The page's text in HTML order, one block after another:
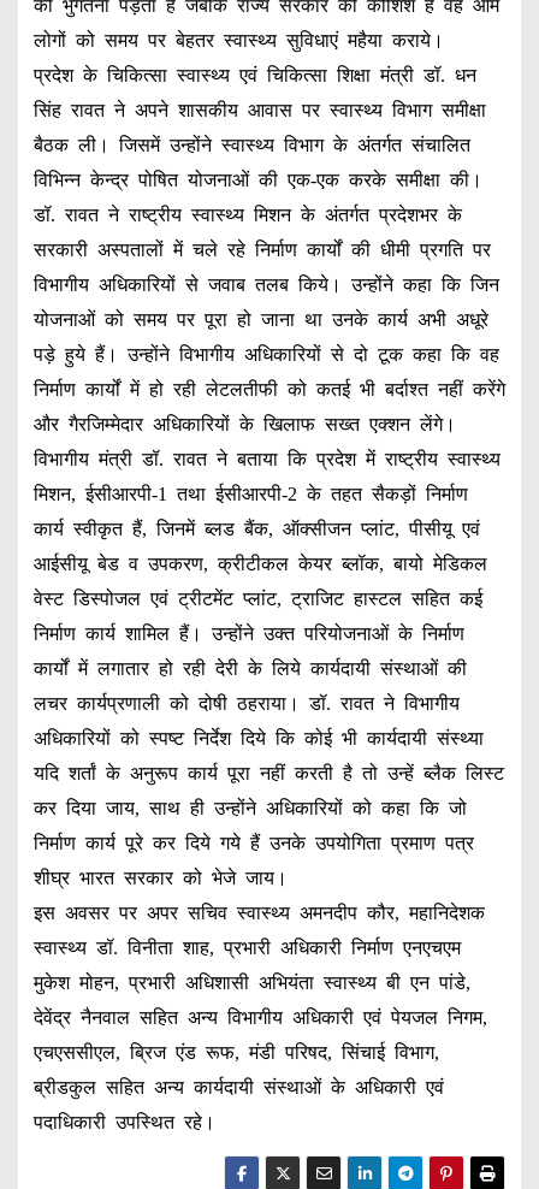
को भुगतना पड़ता है जबकि राज्य सरकार की कोशिश है वह आम
लोगों को समय पर बेहतर स्वास्थ्य सुविधाएं महैया कराये।
प्रदेश के चिकित्सा स्वास्थ्य एवं चिकित्सा शिक्षा मंत्री डॉ. धन
सिंह रावत ने अपने शासकीय आवास पर स्वास्थ्य विभाग समीक्षा
बैठक ली। जिसमें उन्होंने स्वास्थ्य विभाग के अंतर्गत संचालित
विभिन्न केन्द्र पोषित योजनाओं की एक-एक करके समीक्षा की।
डॉ. रावत ने राष्ट्रीय स्वास्थ्य मिशन के अंतर्गत प्रदेशभर के
सरकारी अस्पतालों में चले रहे निर्माण कार्यों की धीमी प्रगति पर
विभागीय अधिकारियों से जवाब तलब किये। उन्होंने कहा कि जिन
योजनाओं को समय पर पूरा हो जाना था उनके कार्य अभी अधूरे
पड़े हुये हैं। उन्होंने विभागीय अधिकारियों से दो टूक कहा कि वह
निर्माण कार्यों में हो रही लेटलतीफी को कतई भी बर्दाश्त नहीं करेंगे
और गैरजिम्मेदार अधिकारियों के खिलाफ सख्त एक्शन लेंगे।
विभागीय मंत्री डॉ. रावत ने बताया कि प्रदेश में राष्ट्रीय स्वास्थ्य
मिशन, ईसीआरपी-1 तथा ईसीआरपी-2 के तहत सैकड़ों निर्माण
कार्य स्वीकृत हैं, जिनमें ब्लड बैंक, ऑक्सीजन प्लांट, पीसीयू एवं
आईसीयू बेड व उपकरण, क्रीटीकल केयर ब्लॉक, बायो मेडिकल
वेस्ट डिस्पोजल एवं ट्रीटमेंट प्लांट, ट्राजिट हास्टल सहित कई
निर्माण कार्य शामिल हैं। उन्होंने उक्त परियोजनाओं के निर्माण
कार्यों में लगातार हो रही देरी के लिये कार्यदायी संस्थाओं की
लचर कार्यप्रणाली को दोषी ठहराया। डॉ. रावत ने विभागीय
अधिकारियों को स्पष्ट निर्देश दिये कि कोई भी कार्यदायी संस्थ्या
यदि शर्तां के अनुरूप कार्य पूरा नहीं करती है तो उन्हें ब्लैक लिस्ट
कर दिया जाय, साथ ही उन्होंने अधिकारियों को कहा कि जो
निर्माण कार्य पूरे कर दिये गये हैं उनके उपयोगिता प्रमाण पत्र
शीघ्र भारत सरकार को भेजे जाय।
इस अवसर पर अपर सचिव स्वास्थ्य अमनदीप कौर, महानिदेशक
स्वास्थ्य डॉ. विनीता शाह, प्रभारी अधिकारी निर्माण एनएचएम
मुकेश मोहन, प्रभारी अधिशासी अभियंता स्वास्थ्य बी एन पांडे,
देवेंद्र नैनवाल सहित अन्य विभागीय अधिकारी एवं पेयजल निगम,
एचएससीएल, ब्रिज एंड रूफ, मंडी परिषद, सिंचाई विभाग,
ब्रीडकुल सहित अन्य कार्यदायी संस्थाओं के अधिकारी एवं
पदाधिकारी उपस्थित रहे।